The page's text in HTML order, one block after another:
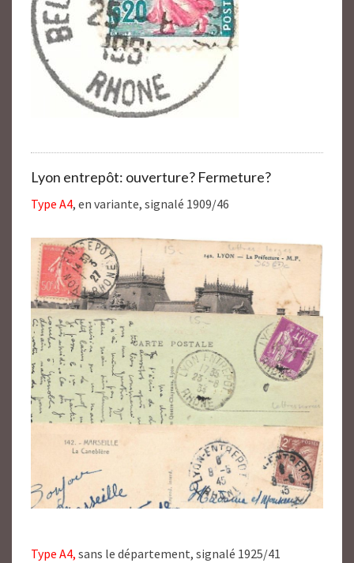
Lyon entrepôt: ouverture? Fermeture?
Type A4, en variante, signalé 1909/46
Type A4, sans le département, signalé 1925/41